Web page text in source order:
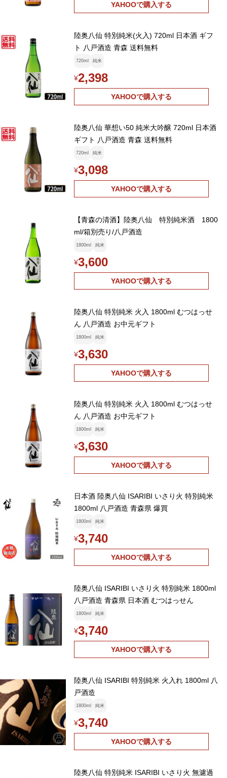
YAHOOで購入する
陸奥八仙 特別純米(火入) 720ml 日本酒 ギフ
ト 八戸酒造 青森 送料無料
720ml 純米
¥2,398
YAHOOで購入する
陸奥八仙 華想い50 純米大吟醸 720ml 日本酒
ギフト 八戸酒造 青森 送料無料
720ml 純米
¥3,098
YAHOOで購入する
【青森の清酒】陸奥八仙 特別純米酒 1800
ml/箱別売り/八戸酒造
1800ml 純米
¥3,600
YAHOOで購入する
陸奥八仙 特別純米 火入 1800ml むつはっせ
ん 八戸酒造 お中元ギフト
1800ml 純米
¥3,630
YAHOOで購入する
陸奥八仙 特別純米 火入 1800ml むつはっせ
ん 八戸酒造 お中元ギフト
1800ml 純米
¥3,630
YAHOOで購入する
日本酒 陸奥八仙 ISARIBI いさり火 特別純米
1800ml 八戸酒造 青森県 爆買
1800ml 純米
¥3,740
YAHOOで購入する
陸奥八仙 ISARIBI いさり火 特別純米 1800ml
八戸酒造 青森県 日本酒 むつはっせん
1800ml 純米
¥3,740
YAHOOで購入する
陸奥八仙 ISARIBI 特別純米 火入れ 1800ml 八
戸酒造
1800ml 純米
¥3,740
YAHOOで購入する
陸奥八仙 特別純米 ISARIBI いさり火 無濾過